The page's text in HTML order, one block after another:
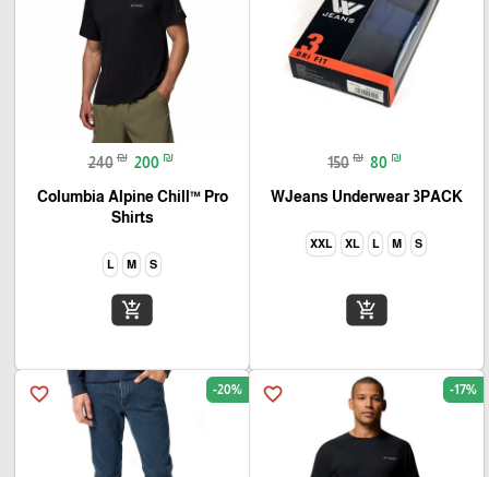
150 ₪ 80 ₪
WJeans Underwear 3PACK
S
M
L
XL
XXL
add_shopping_cart
240 ₪ 200 ₪
Columbia Alpine Chill™ Pro
Shirts
S
M
L
add_shopping_cart
favorite_border -17%
favorite_border -20%